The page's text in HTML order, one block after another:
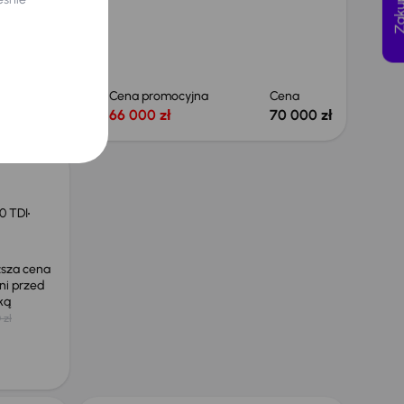
Cena promocyjna
66 000 zł
Cena
70 000 zł
TDI
cena
przed